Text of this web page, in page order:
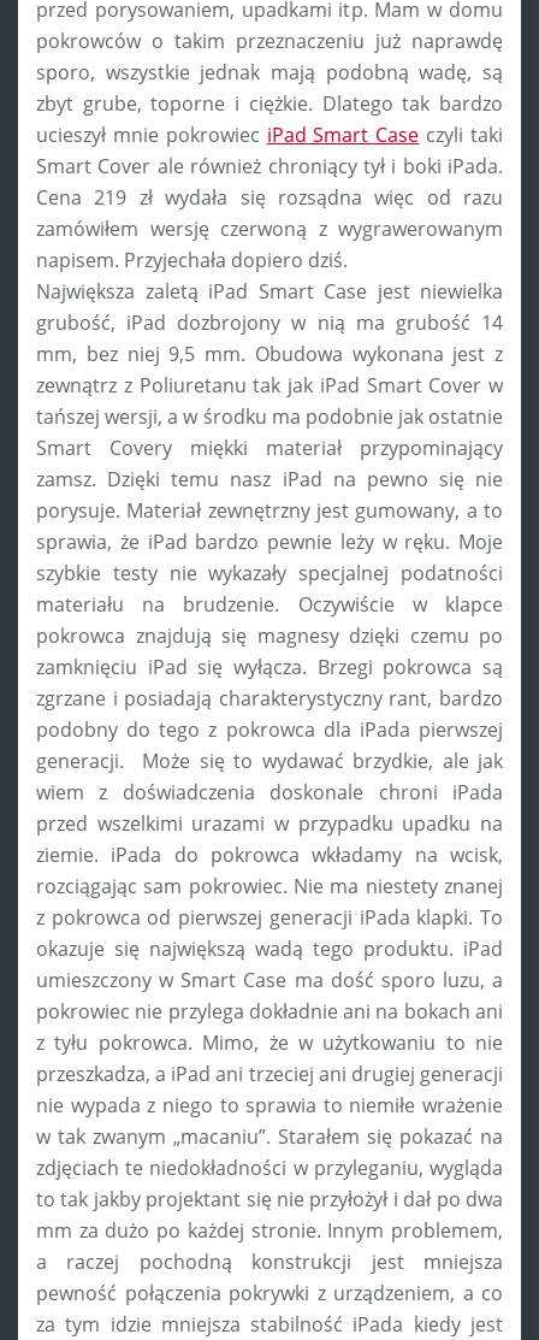
przed porysowaniem, upadkami itp. Mam w domu
pokrowców o takim przeznaczeniu już naprawdę
sporo, wszystkie jednak mają podobną wadę, są
zbyt grube, toporne i ciężkie. Dlatego tak bardzo
ucieszył mnie pokrowiec iPad Smart Case czyli taki
Smart Cover ale również chroniący tył i boki iPada.
Cena 219 zł wydała się rozsądna więc od razu
zamówiłem wersję czerwoną z wygrawerowanym
napisem. Przyjechała dopiero dziś.
Największa zaletą iPad Smart Case jest niewielka
grubość, iPad dozbrojony w nią ma grubość 14
mm, bez niej 9,5 mm. Obudowa wykonana jest z
zewnątrz z Poliuretanu tak jak iPad Smart Cover w
tańszej wersji, a w środku ma podobnie jak ostatnie
Smart Covery miękki materiał przypominający
zamsz. Dzięki temu nasz iPad na pewno się nie
porysuje. Materiał zewnętrzny jest gumowany, a to
sprawia, że iPad bardzo pewnie leży w ręku. Moje
szybkie testy nie wykazały specjalnej podatności
materiału na brudzenie. Oczywiście w klapce
pokrowca znajdują się magnesy dzięki czemu po
zamknięciu iPad się wyłącza. Brzegi pokrowca są
zgrzane i posiadają charakterystyczny rant, bardzo
podobny do tego z pokrowca dla iPada pierwszej
generacji. Może się to wydawać brzydkie, ale jak
wiem z doświadczenia doskonale chroni iPada
przed wszelkimi urazami w przypadku upadku na
ziemie. iPada do pokrowca wkładamy na wcisk,
rozciągając sam pokrowiec. Nie ma niestety znanej
z pokrowca od pierwszej generacji iPada klapki. To
okazuje się największą wadą tego produktu. iPad
umieszczony w Smart Case ma dość sporo luzu, a
pokrowiec nie przylega dokładnie ani na bokach ani
z tyłu pokrowca. Mimo, że w użytkowaniu to nie
przeszkadza, a iPad ani trzeciej ani drugiej generacji
nie wypada z niego to sprawia to niemiłe wrażenie
w tak zwanym „macaniu”. Starałem się pokazać na
zdjęciach te niedokładności w przyleganiu, wygląda
to tak jakby projektant się nie przyłożył i dał po dwa
mm za dużo po każdej stronie. Innym problemem,
a raczej pochodną konstrukcji jest mniejsza
pewność połączenia pokrywki z urządzeniem, a co
za tym idzie mniejsza stabilność iPada kiedy jest